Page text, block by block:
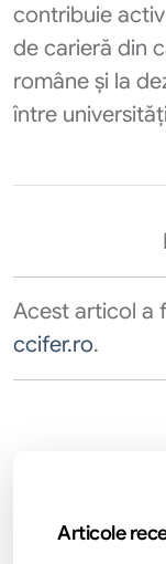
contribuie
de carieră din
române și la
între
Acest articol a
ccifer.ro.
Articole